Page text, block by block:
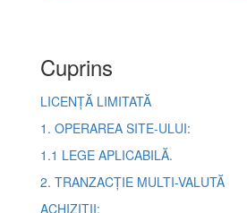
Cuprins
LICENȚĂ LIMITATĂ
1. OPERAREA SITE-ULUI:
1.1 LEGE APLICABILĂ.
2. TRANZACȚIE MULTI-VALUTĂ
ACHIZIȚII: